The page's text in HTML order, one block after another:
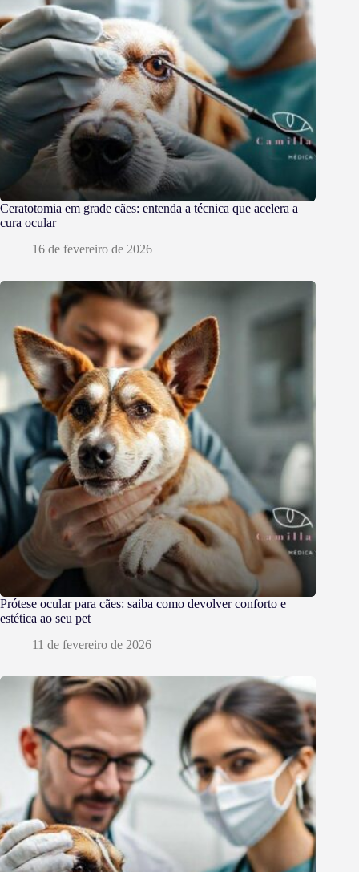
Ceratotomia em grade cães: entenda a técnica que acelera a
cura ocular
16 de fevereiro de 2026
Prótese ocular para cães: saiba como devolver conforto e
estética ao seu pet
11 de fevereiro de 2026